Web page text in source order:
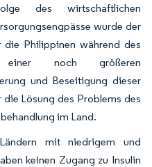
des wirtschaftlichen
wurde der
Philippinen während des
einer noch größeren
und Beseitigung dieser
Lösung des Problems des
im Land.
mit niedrigem und
keinen Zugang zu Insulin